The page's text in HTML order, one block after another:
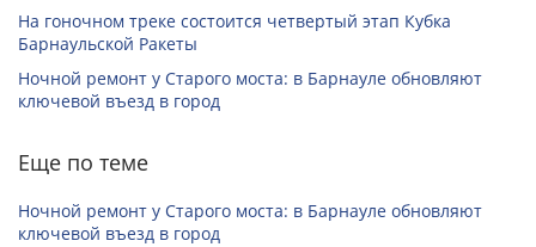
На гоночном треке состоится четвертый этап Кубка
Барнаульской Ракеты
Ночной ремонт у Старого моста: в Барнауле обновляют
ключевой въезд в город
Еще по теме
Ночной ремонт у Старого моста: в Барнауле обновляют
ключевой въезд в город